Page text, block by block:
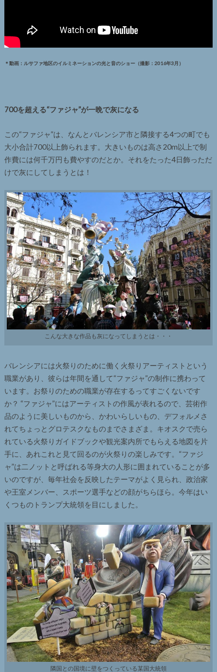
＊動画：ルサファ地区のイルミネーションの光と音のショー（撮影：2016年3月）
700を超える“ファジャ”が一晩で灰になる
この“ファジャ”は、なんとバレンシア市と隣接する4つの町でも
大小合計700以上飾られます。大きいものは高さ20m以上で制
作費には何千万円も費やすのだとか。それをたった4日飾っただ
けで灰にしてしまうとは！
こんな大きな作品も灰になってしまうとは・・・
バレンシアには火祭りのために働く火祭りアーティストという
職業があり、彼らは年間を通して“ファジャ”の制作に携わって
います。お祭りのための職業が存在するってすごくないです
か？ “ファジャ”にはアーティストの作風が表れるので、芸術作
品のように美しいものから、かわいらしいもの、デフォルメさ
れてちょっとグロテスクなものまでさまざま。キオスクで売ら
れている火祭りガイドブックや観光案内所でもらえる地図を片
手に、あれこれと見て回るのが火祭りの楽しみです。“ファジ
ャ”は二ノットと呼ばれる等身大の人形に囲まれていることが多
いのですが、毎年社会を反映したテーマがよく見られ、政治家
や王室メンバー、スポーツ選手などの顔がちらほら。今年はい
くつものトランプ大統領を目にしました。
隣国との国境に壁をつくっている某国大統領